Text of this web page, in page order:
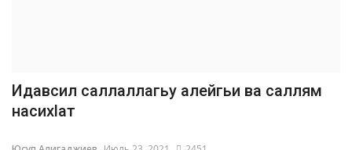
Идавсил саллаллагьу алейгьи ва саллям
насихlат